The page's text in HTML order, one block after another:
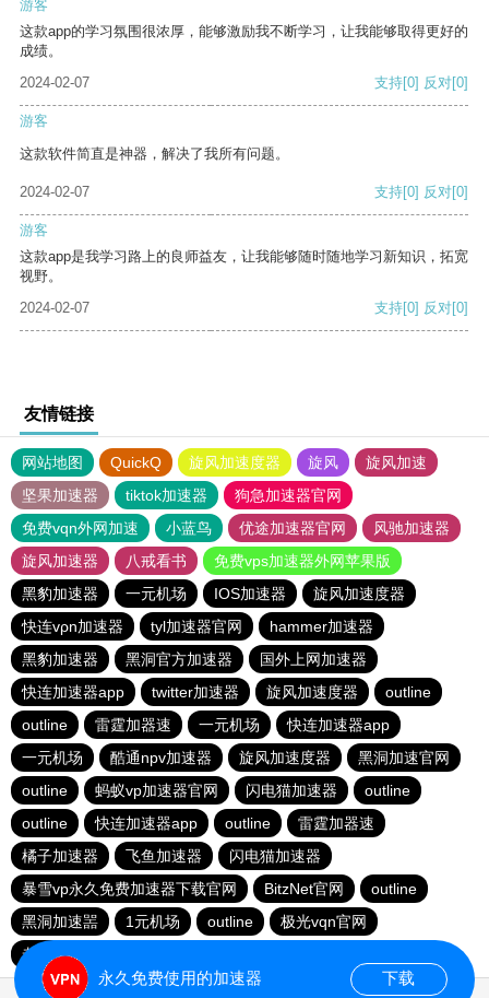
游客
这款app的学习氛围很浓厚，能够激励我不断学习，让我能够取得更好的
成绩。
2024-02-07
支持[0] 反对[0]
游客
这款软件简直是神器，解决了我所有问题。
2024-02-07 支持[0] 反对[0]
游客
这款app是我学习路上的良师益友，让我能够随时随地学习新知识，拓宽
视野。
2024-02-07
支持[0] 反对[0]
友情链接
网站地图 QuickQ 旋风加速度器 旋风
旋风加速
坚果加速器
tiktok加速器
狗急加速器官网
免费vqn外网加速
小蓝鸟 优途加速器官网
风驰加速器
旋风加速器
八戒看书
免费vps加速器外网苹果版
黑豹加速器
一元机场 IOS加速器
旋风加速度器
快连vρn加速器
tyl加速器官网
hammer加速器
黑豹加速器
黑洞官方加速器
国外上网加速器
快连加速器app
twitter加速器 旋风加速度器
outline
outline
雷霆加器速 一元机场
快连加速器app
一元机场
酷通npv加速器 旋风加速度器
黑洞加速官网
outline
蚂蚁vp加速器官网 闪电猫加速器
outline
outline
快连加速器app outline
雷霆加器速
橘子加速器
飞鱼加速器
闪电猫加速器
暴雪vp永久免费加速器下载官网
BitzNet官网
outline
黑洞加速噐
1元机场 outline
极光vqn官网
老佛爷加速器
永久免费使用的加速器 下载